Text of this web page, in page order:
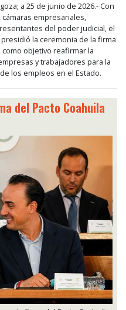
a 25 de junio de 2026.- Con
empresariales,
del poder judicial, el
la ceremonia de la firma
como objetivo reafirmar la
y trabajadores para la
los empleos en el Estado.
del Pacto Coahuila